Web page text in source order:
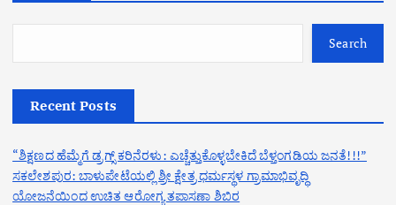
Search
Recent Posts
“ಶಿಕ್ಷಣದ ಹೆಮ್ಮೆಗೆ ಡ್ರಗ್ಸ್ ಕರಿನೆರಳು: ಎಚ್ಚೆತ್ತುಕೊಳ್ಳಬೇಕಿದೆ ಬೆಳ್ತಂಗಡಿಯ ಜನತೆ!!!”
ಸಕಲೇಶಪುರ: ಬಾಳುಪೇಟೆಯಲ್ಲಿ ಶ್ರೀ ಕ್ಷೇತ್ರ ಧರ್ಮಸ್ಥಳ ಗ್ರಾಮಾಭಿವೃದ್ಧಿ
ಯೋಜನೆಯಿಂದ ಉಚಿತ ಆರೋಗ್ಯ ತಪಾಸಣಾ ಶಿಬಿರ